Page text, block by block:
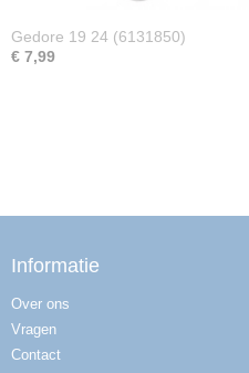
Gedore 19 24 (6131850)
€ 7,99
Informatie
Over ons
Vragen
Contact